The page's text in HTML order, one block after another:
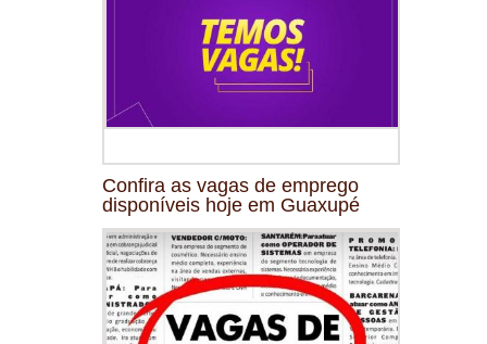
Confira as vagas de emprego
disponíveis hoje em Guaxupé